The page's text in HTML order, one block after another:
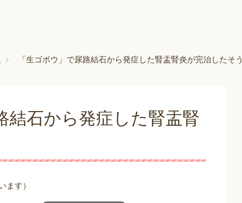
「生ゴボウ」で尿路結石から発症した腎盂腎炎が完治したそう
結石から発症した腎盂腎
ます）